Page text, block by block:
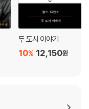
두 도시 이야기
12,150원
10%